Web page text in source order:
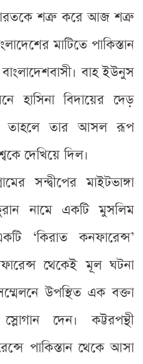
শত্রু করে আজ শত্রু
মাটিতে পাকিস্তান
বাহ ইউনুস
হাসিনা বিদায়ের দেড়
তাহলে তার আসল রূপ
দেখিয়ে দিল।
সন্দ্বীপের মাইটভাঙ্গা
নামে একটি মুসলিম
‘কিরাত কনফারেন্স’
থেকেই মূল ঘটনা
উপস্থিত এক বক্তা
স্লোগান দেন। কট্টরপন্থী
পাকিস্তান থেকে আসা